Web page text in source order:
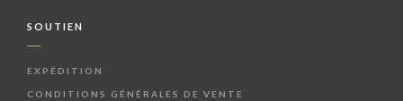
SOUTIEN
EXPÉDITION
CONDITIONS GÉNÉRALES DE VENTE